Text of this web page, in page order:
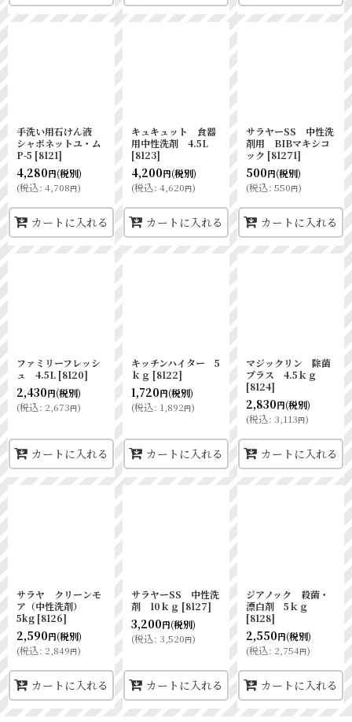
手洗い用石けん液
シャボネットユ・ム
P-5 [8121]
4,280円(税別)
(税込: 4,708円)
カートに入れる
キュキュット 食器
用中性洗剤 4.5L
[8123]
4,200円(税別)
(税込: 4,620円)
カートに入れる
サラヤーSS 中性洗
剤用 BIBマキシコ
ック [81271]
500円(税別)
(税込: 550円)
カートに入れる
ファミリーフレッシ
ュ 4.5L [8120]
2,430円(税別)
(税込: 2,673円)
カートに入れる
キッチンハイター 5
ｋｇ [8122]
1,720円(税別)
(税込: 1,892円)
カートに入れる
マジックリン 除菌
プラス 4.5ｋｇ
[8124]
2,830円(税別)
(税込: 3,113円)
カートに入れる
サラヤ クリーンモ
ア（中性洗剤）
5kg [8126]
2,590円(税別)
(税込: 2,849円)
カートに入れる
サラヤーSS 中性洗
剤 10ｋｇ [8127]
3,200円(税別)
(税込: 3,520円)
カートに入れる
ジアノック 殺菌・
漂白剤 5ｋｇ
[8128]
2,550円(税別)
(税込: 2,754円)
カートに入れる